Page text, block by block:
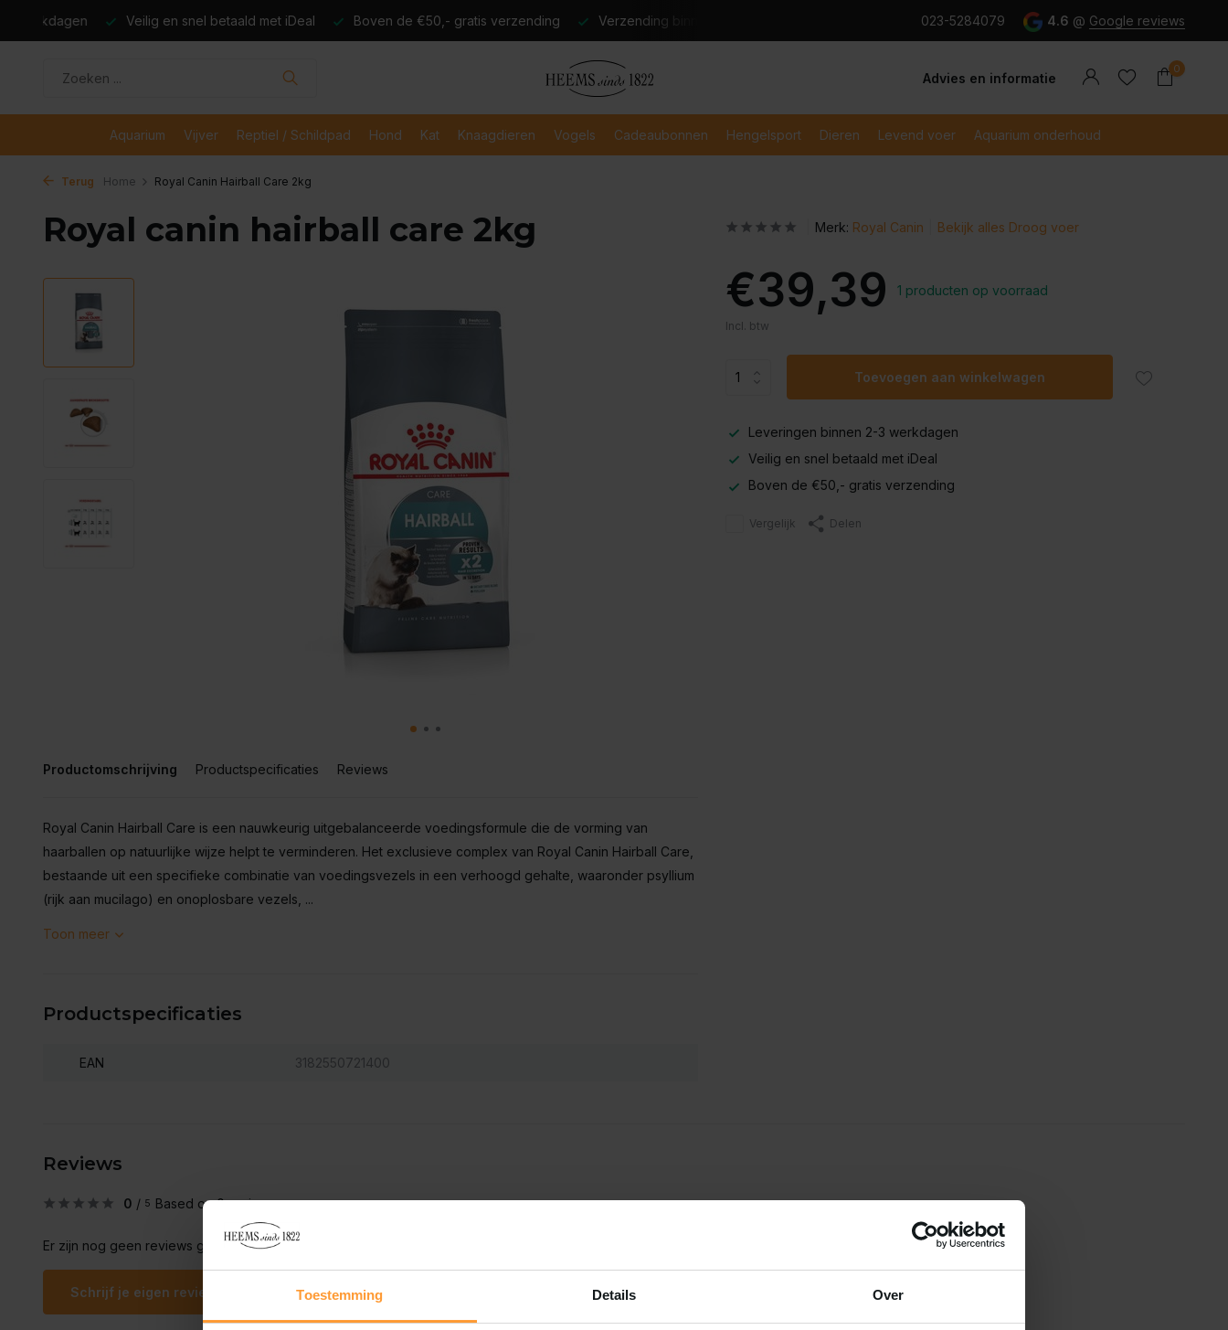
Toestemming Details Over
Veilig en snel betaald met iDeal Boven de €50,- gratis verzending Verzending binnen 2-3 werkdagen Veilig en snel betaald met iDeal
023-5284079 4.6 @ Google reviews
Advies en informatie
Account
0
Aquarium Vijver Reptiel / Schildpad Hond Kat Knaagdieren Vogels Cadeaubonnen Hengelsport Dieren Levend voer Aquarium onderhoud
Terug Home Royal Canin Hairball Care 2kg
Royal canin hairball care 2kg
Productomschrijving Productspecificaties Reviews
Royal Canin Hairball Care is een nauwkeurig uitgebalanceerde voedingsformule die de vorming van
haarballen op natuurlijke wijze helpt te verminderen. Het exclusieve complex van Royal Canin Hairball Care,
bestaande uit een specifieke combinatie van voedingsvezels in een verhoogd gehalte, waaronder psyllium
(rijk aan mucilago) en onoplosbare vezels, ...
Toon meer
Productspecificaties
EAN 3182550721400
Merk: Royal Canin Bekijk alles Droog voer
€39,39 1 producten op voorraad
Incl. btw
Toevoegen aan winkelwagen
Leveringen binnen 2-3 werkdagen
Veilig en snel betaald met iDeal
Boven de €50,- gratis verzending
Vergelijk Delen
Reviews
0 / 5 Based on 0 reviews
Er zijn nog geen reviews geschreven over dit product..
Schrijf je eigen review